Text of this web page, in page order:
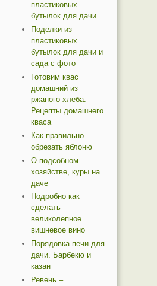
пластиковых
бутылок для дачи
Поделки из
пластиковых
бутылок для дачи и
сада с фото
Готовим квас
домашний из
ржаного хлеба.
Рецепты домашнего
кваса
Как правильно
обрезать яблоню
О подсобном
хозяйстве, куры на
даче
Подробно как
сделать
великолепное
вишневое вино
Порядовка печи для
дачи. Барбекю и
казан
Ревень –